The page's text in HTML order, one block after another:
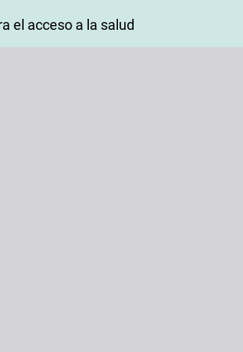
el acceso a la salud